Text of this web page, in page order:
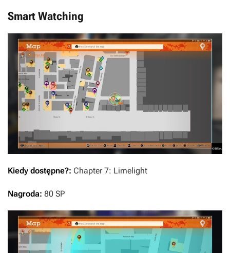
Smart Watching
Kiedy dostępne?: Chapter 7: Limelight
Nagroda: 80 SP